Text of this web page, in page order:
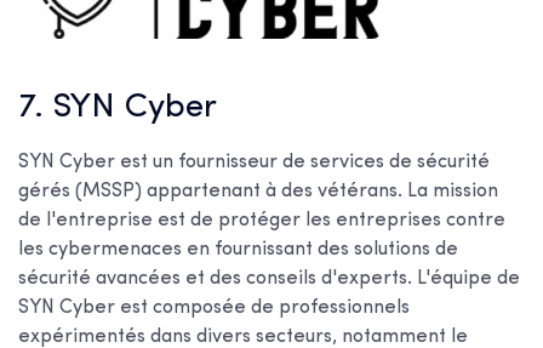
7. SYN Cyber
SYN Cyber est un fournisseur de services de sécurité
gérés (MSSP) appartenant à des vétérans. La mission
de l'entreprise est de protéger les entreprises contre
les cybermenaces en fournissant des solutions de
sécurité avancées et des conseils d'experts. L'équipe de
SYN Cyber est composée de professionnels
expérimentés dans divers secteurs, notamment le